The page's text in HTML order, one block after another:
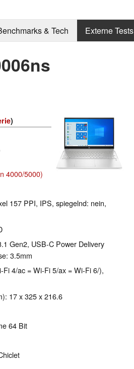
& Tech Externe Tests
)
4000/5000)
157 PPI, IPS, spiegelnd: nein,
Gen2, USB-C Power Delivery
3.5mm
4/ac = Wi-Fi 5/ax = Wi-Fi 6/),
17 x 325 x 216.6
64 Bit